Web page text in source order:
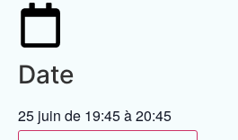
Date
25 juin de 19:45à20:45